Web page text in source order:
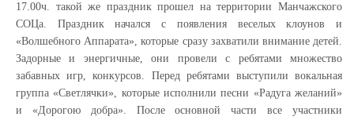
17.00ч. такой же праздник прошел на территории Манчажского
СОЦа. Праздник начался с появления веселых клоунов и
«Волшебного Аппарата», которые сразу захватили внимание детей.
Задорные и энергичные, они провели с ребятами множество
забавных игр, конкурсов. Перед ребятами выступили вокальная
группа «Светлячки», которые исполнили песни «Радуга желаний»
и «Дорогою добра». После основной части все участники